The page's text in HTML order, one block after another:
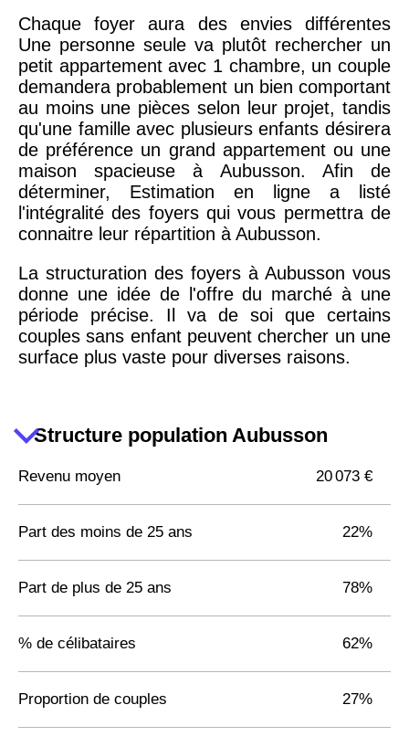
Chaque foyer aura des envies différentes
Une personne seule va plutôt rechercher un
petit appartement avec 1 chambre, un couple
demandera probablement un bien comportant
au moins une pièces selon leur projet, tandis
qu'une famille avec plusieurs enfants désirera
de préférence un grand appartement ou une
maison spacieuse à Aubusson. Afin de
déterminer, Estimation en ligne a listé
l'intégralité des foyers qui vous permettra de
connaitre leur répartition à Aubusson.
La structuration des foyers à Aubusson vous
donne une idée de l'offre du marché à une
période précise. Il va de soi que certains
couples sans enfant peuvent chercher un une
surface plus vaste pour diverses raisons.
Structure population Aubusson
Revenu moyen 20 073 €
Part des moins de 25 ans 22%
Part de plus de 25 ans 78%
% de célibataires 62%
Proportion de couples 27%